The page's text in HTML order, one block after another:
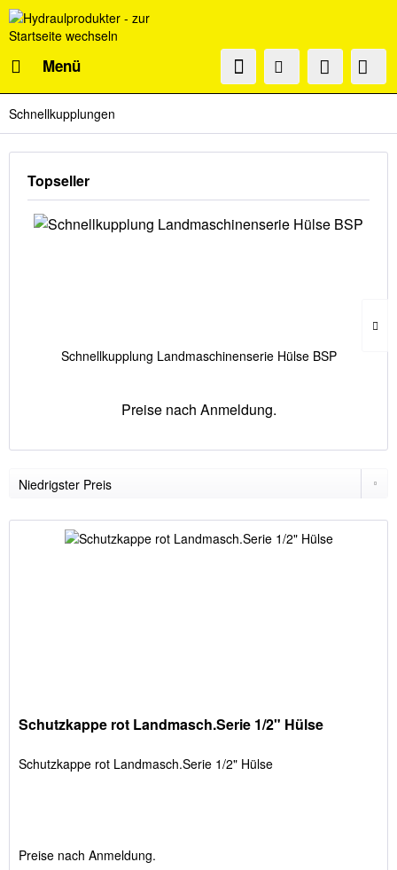
Menü
Schnellkupplungen
Topseller
Schnellkupplung Landmaschinenserie Hülse BSP
Preise nach Anmeldung.
Schutzkappe rot Landmasch.Serie 1/2" Hülse
Schutzkappe rot Landmasch.Serie 1/2" Hülse
Preise nach Anmeldung.